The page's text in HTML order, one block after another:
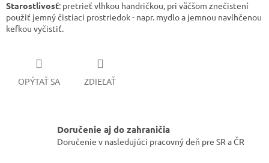
Starostlivosť: pretrieť vlhkou handričkou, pri väčšom znečistení
použiť jemný čistiaci prostriedok - napr. mydlo a jemnou navlhčenou
kefkou vyčistiť.
OPÝTAŤ SA ZDIEĽAŤ
Doručenie aj do zahraničia
Doručenie v nasledujúci pracovný deň pre SR a ČR